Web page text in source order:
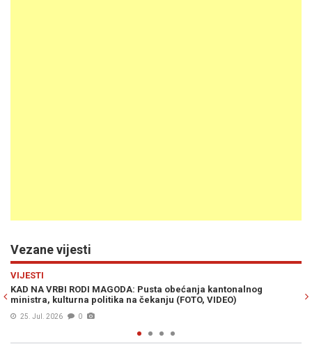
Vezane vijesti
Pusta obećanja kantonalnog
na čekanju (FOTO, VIDEO)
DVA KULTNA KLASIKA U
Bolero' 13. juna na